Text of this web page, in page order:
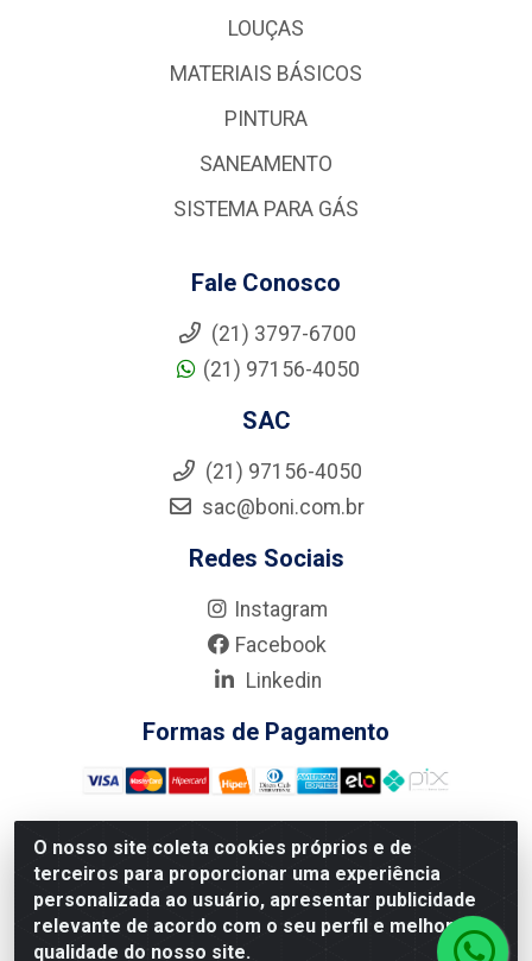
O nosso site coleta cookies próprios e de
terceiros para proporcionar uma experiência
personalizada ao usuário, apresentar publicidade
relevante de acordo com o seu perfil e melhorar a
qualidade do nosso site.
LOUÇAS
MATERIAIS BÁSICOS
PINTURA
SANEAMENTO
SISTEMA PARA GÁS
Fale Conosco
(21) 3797-6700
(21) 97156-4050
SAC
(21) 97156-4050
sac@boni.com.br
Redes Sociais
Instagram
Facebook
Linkedin
Formas de Pagamento
Nova Boni Distribuidora de Material de Construção LTDA - Rua
Alice Tibiriçá, 330 - Vila Da Penha, Rio de Janeiro/RJ - CEP:
21.210-110 - CNPJ: 11.003.135/0001-27